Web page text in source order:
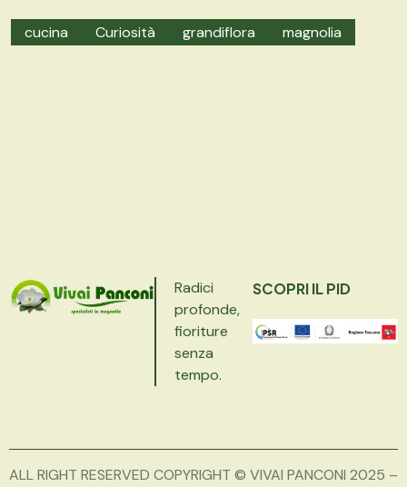
cucina Curiosità grandiflora magnolia
Radici
profonde,
fioriture
senza
tempo.
SCOPRI IL PID
ALL RIGHT RESERVED COPYRIGHT © VIVAI PANCONI 2025 –